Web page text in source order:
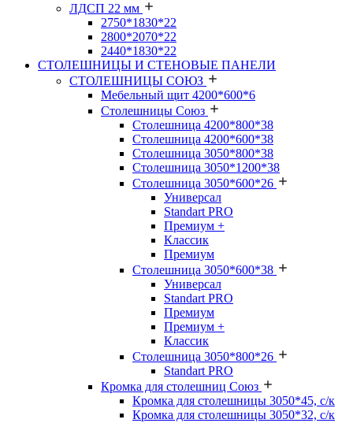
ЛДСП 22 мм
2750*1830*22
2800*2070*22
2440*1830*22
СТОЛЕШНИЦЫ И СТЕНОВЫЕ ПАНЕЛИ
СТОЛЕШНИЦЫ СОЮЗ
Мебельный щит 4200*600*6
Столешницы Союз
Столешница 4200*800*38
Столешница 4200*600*38
Столешница 3050*800*38
Столешница 3050*1200*38
Столешница 3050*600*26
Универсал
Standart PRO
Премиум +
Классик
Премиум
Столешница 3050*600*38
Универсал
Standart PRO
Премиум
Премиум +
Классик
Столешница 3050*800*26
Standart PRO
Кромка для столешниц Союз
Кромка для столешницы 3050*45, с/к
Кромка для столешницы 3050*32, с/к